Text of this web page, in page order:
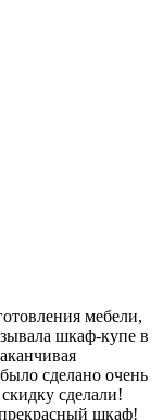
мебели,
шкаф-купе в
сделано очень
сделали!
шкаф!